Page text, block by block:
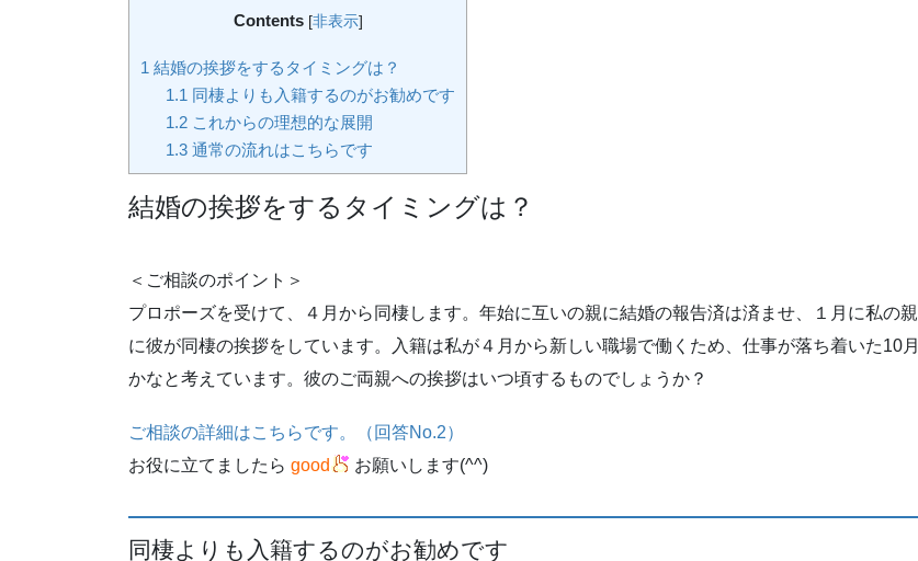
Contents [非表示]
1 結婚の挨拶をするタイミングは？
1.1 同棲よりも入籍するのがお勧めです
1.2これからの理想的な展開
1.3通常の流れはこちらです
結婚の挨拶をするタイミングは？
＜ご相談のポイント＞
プロポーズを受けて、４月から同棲します。年始に互いの親に結婚の報告済は済ませ、１月に私の親
に彼が同棲の挨拶をしています。入籍は私が４月から新しい職場で働くため、仕事が落ち着いた10月
かなと考えています。彼のご両親への挨拶はいつ頃するものでしょうか？
ご相談の詳細はこちらです。（回答No.2）
お役に立てましたら good お願いします(^^)
同棲よりも入籍するのがお勧めです